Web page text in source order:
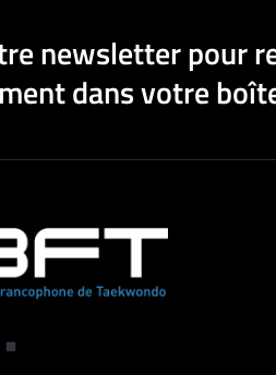
newsletter pour
dans votre